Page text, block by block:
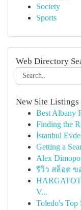
Society
Sports
Web Directory
New Site Listings
Best Albany
Finding the
İstanbul
Getting a
Alex
รีวิว สล็อต ข
V...
Toledo's Top